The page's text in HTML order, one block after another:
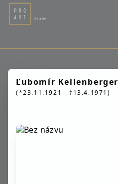
Ľubomír Kellenberger
(*23.11.1921 - †13.4.1971)